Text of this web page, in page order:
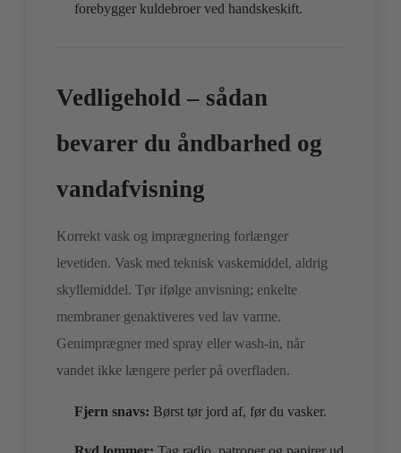
forebygger kuldebroer ved handskeskift.
Vedligehold – sådan
bevarer du åndbarhed og
vandafvisning
Korrekt vask og imprægnering forlænger
levetiden. Vask med teknisk vaskemiddel, aldrig
skyllemiddel. Tør ifølge anvisning; enkelte
membraner genaktiveres ved lav varme.
Genimprægner med spray eller wash-in, når
vandet ikke længere perler på overfladen.
Fjern snavs: Børst tør jord af, før du vasker.